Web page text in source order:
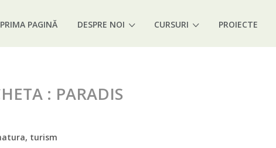
PRIMA PAGINĂ DESPRE NOI CURSURI PROIECTE
: PARADIS
turism